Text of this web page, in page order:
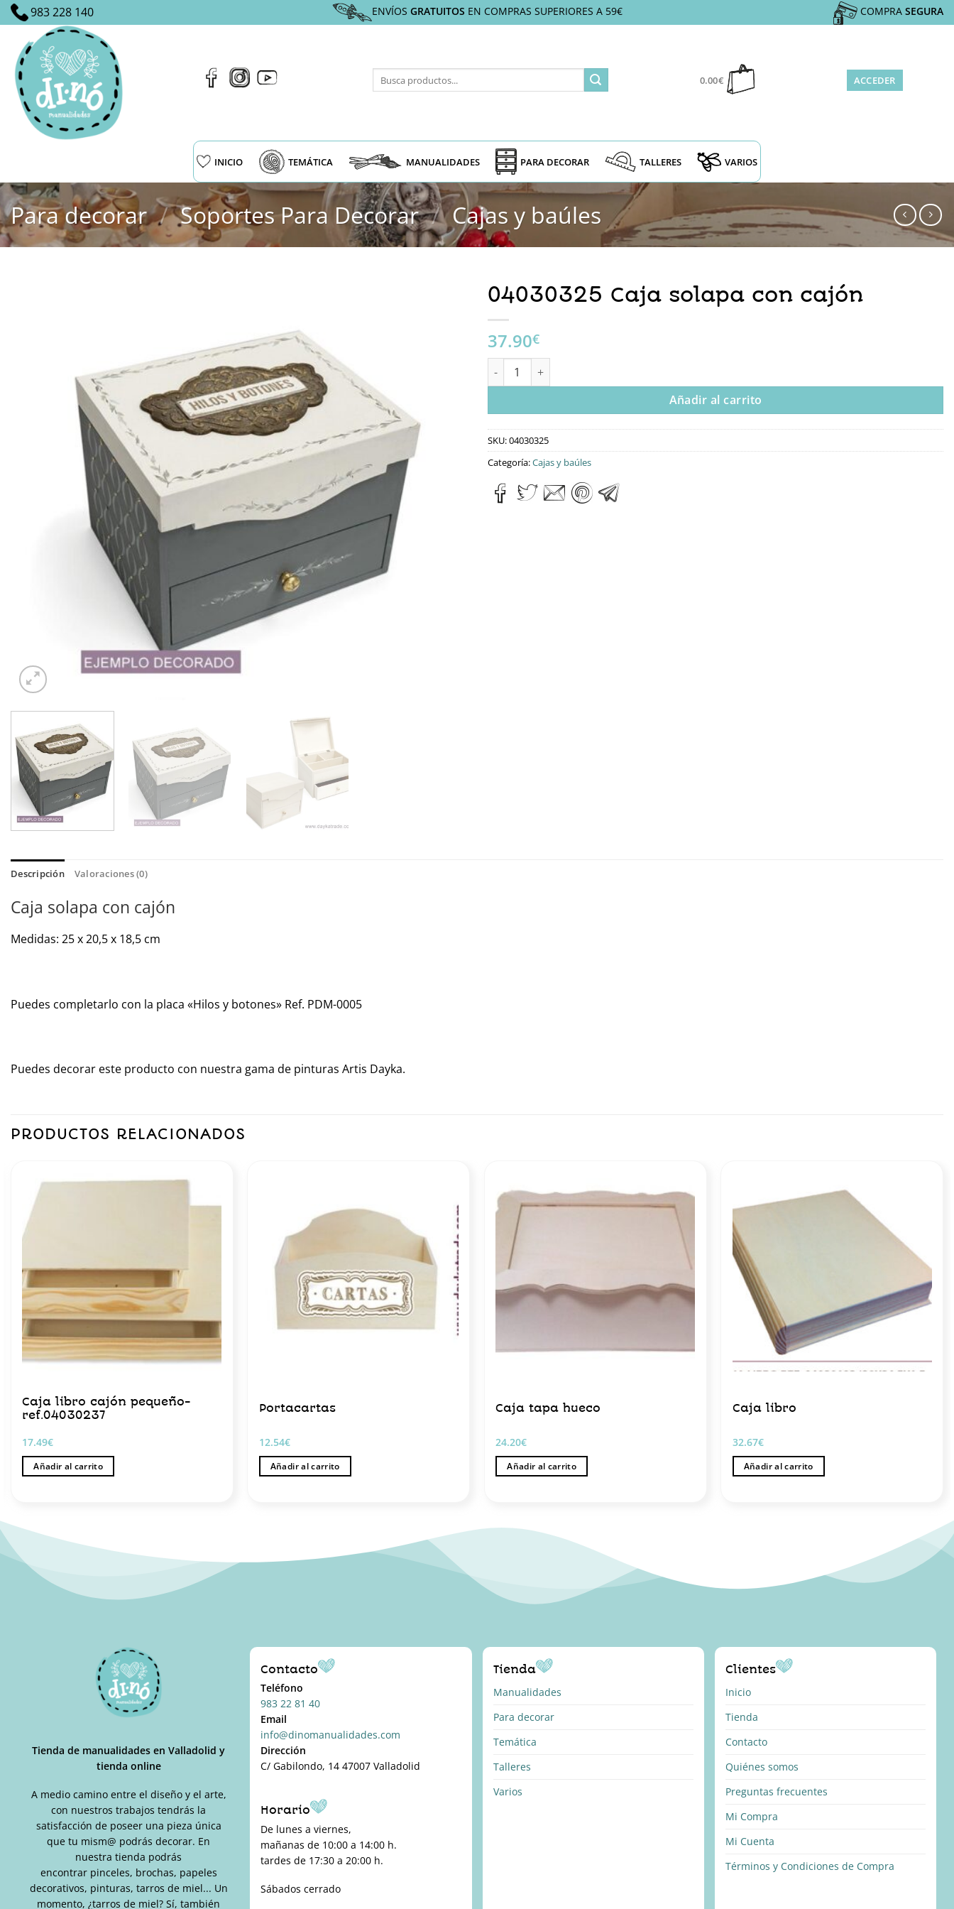
Saltar
al
contenido
983 228 140 ENVÍOS GRATUITOS EN COMPRAS SUPERIORES A 59€ COMPRA SEGURA
por:
0.00€ ACCEDER
INICIO TEMÁTICA MANUALIDADES PARA DECORAR TALLERES VARIOS
Para decorar / Soportes Para Decorar / Cajas y baúles
04030325 Caja solapa con cajón
37.90€
04030325 Caja solapa con cajón cantidad
Añadir al carrito
SKU:04030325
Categoría:Cajas y baúles
Descripción Valoraciones (0)
Caja solapa con cajón
Medidas: 25 x 20,5 x 18,5 cm
Puedes completarlo con la placa «Hilos y botones» Ref. PDM-0005
Puedes decorar este producto con nuestra gama de pinturas Artis Dayka.
PRODUCTOS RELACIONADOS
Caja libro cajón pequeño-
ref.04030237
17.49€
Añadir al carrito
Portacartas
12.54€
Añadir al carrito
Caja tapa hueco
24.20€
Añadir al carrito
Caja libro
32.67€
Añadir al carrito
Tienda de manualidades en Valladolid y
tienda online
A medio camino entre el diseño y el arte,
con nuestros trabajos tendrás la
satisfacción de poseer una pieza única
que tu mism@ podrás decorar. En
nuestra tienda podrás
encontrar pinceles, brochas, papeles
decorativos, pinturas, tarros de miel... Un
momento, ¿tarros de miel? Sí, también
Contacto
Teléfono
983 22 81 40
Email
info@dinomanualidades.com
Dirección
C/ Gabilondo, 14 47007 Valladolid
Horario
De lunes a viernes,
mañanas de 10:00 a 14:00 h.
tardes de 17:30 a 20:00 h.
Sábados cerrado
Tienda
Manualidades
Para decorar
Temática
Talleres
Varios
Clientes
Inicio
Tienda
Contacto
Quiénes somos
Preguntas frecuentes
Mi Compra
Mi Cuenta
Términos y Condiciones de Compra